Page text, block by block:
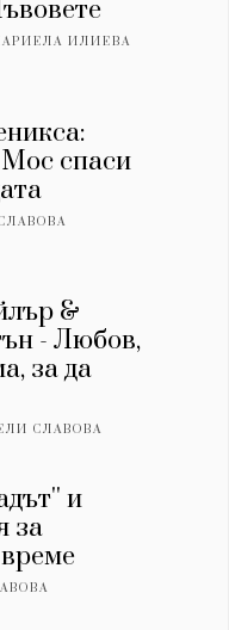
ИЛИЕВА
спаси
&
- Любов,
за да
СЛАВОВА
и
за